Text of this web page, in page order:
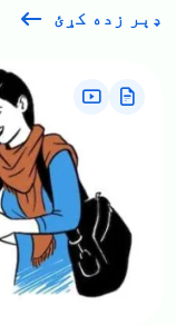
ډېر زده کړئ